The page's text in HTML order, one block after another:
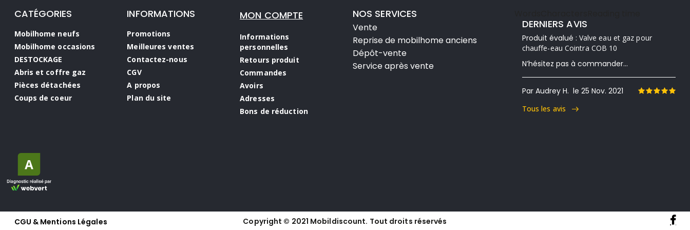
CATÉGORIES
Mobilhome neufs
Mobilhome occasions
DESTOCKAGE
Abris et coffre gaz
Pièces détachées
Coups de coeur
INFORMATIONS
Promotions
Meilleures ventes
Contactez-nous
CGV
A propos
Plan du site
MON COMPTE
Informations
personnelles
Retours produit
Commandes
Avoirs
Adresses
Bons de réduction
NOS SERVICES
Vente
Reprise de mobilhome anciens
Dépôt-vente
Service après vente
DERNIERS AVIS
Produit évalué : Valve eau et gaz pour
chauffe-eau Cointra COB 10
N’hésitez pas à commander...
Par Audrey H. le 25 Nov. 2021
Tous les avis
CGU & Mentions Légales Copyright © 2021 Mobildiscount. Tout droits réservés